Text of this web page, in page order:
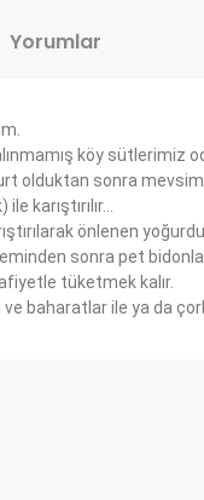
Yorumlar
köy
olduktan sonra
karıştırılır…
önlenen
sonra pet
tüketmek kalır.
baharatlar ile ya da